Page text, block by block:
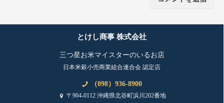
とけし商事 株式会社
三つ星お米マイスターのいるお店
日本米穀小売商業組合連合会 認定店
（098）936-8900
〒904-0112 沖縄県北谷町浜川202番地